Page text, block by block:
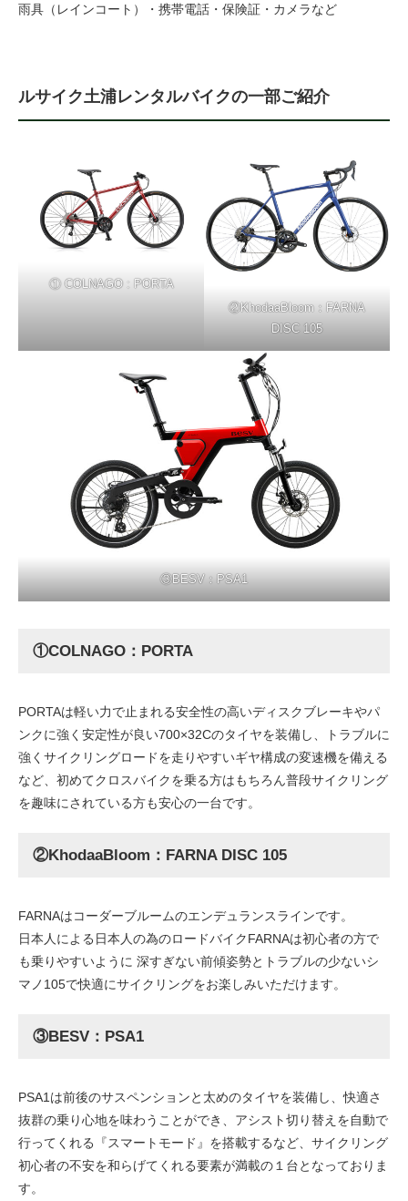
雨具（レインコート）・携帯電話・保険証・カメラなど
ルサイク土浦レンタルバイクの一部ご紹介
① COLNAGO : PORTA
②KhodaaBloom：FARNA
DISC 105
③BESV：PSA1
①COLNAGO：PORTA
PORTAは軽い力で止まれる安全性の高いディスクブレーキやパ
ンクに強く安定性が良い700×32Cのタイヤを装備し、トラブルに
強くサイクリングロードを走りやすいギヤ構成の変速機を備える
など、初めてクロスバイクを乗る方はもちろん普段サイクリング
を趣味にされている方も安心の一台です。
②KhodaaBloom：FARNA DISC 105
FARNAはコーダーブルームのエンデュランスラインです。
日本人による日本人の為のロードバイクFARNAは初心者の方で
も乗りやすいように 深すぎない前傾姿勢とトラブルの少ないシ
マノ105で快適にサイクリングをお楽しみいただけます。
③BESV：PSA1
PSA1は前後のサスペンションと太めのタイヤを装備し、快適さ
抜群の乗り心地を味わうことができ、アシスト切り替えを自動で
行ってくれる『スマートモード』を搭載するなど、サイクリング
初心者の不安を和らげてくれる要素が満載の１台となっておりま
す。